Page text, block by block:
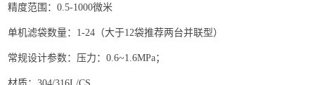
精度范围：0.5-1000微米
单机滤袋数量：1-24（大于12袋推荐两台并联型）
常规设计参数：压力：0.6~1.6MPa；